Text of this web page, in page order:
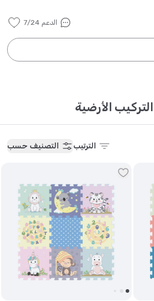
الدعم 7/24
الأرضية
الترتيب التصنيف حسب